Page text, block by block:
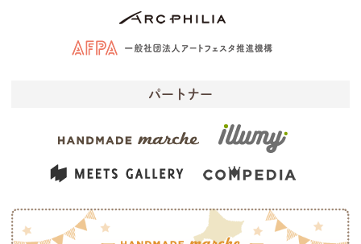
パートナー